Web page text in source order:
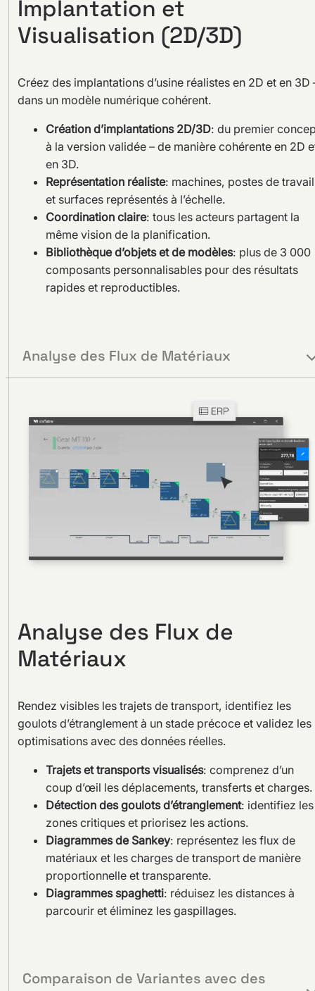
Analyse des Flux de Matériaux
Comparaison de Variantes avec des
Implantation et
Visualisation (2D/3D)
Créez des implantations d’usine réalistes en 2D et en 3D
dans un modèle numérique cohérent.
Création d’implantations 2D/3D: du premier
à la version validée – de manière cohérente en 2D
en 3D.
Représentation réaliste: machines, postes de travail
et surfaces représentés à l’échelle.
Coordination claire: tous les acteurs partagent la
même vision de la planification.
Bibliothèque d’objets et de modèles: plus de 3 000
composants personnalisables pour des résultats
rapides et reproductibles.
Analyse des Flux de
Matériaux
Rendez visibles les trajets de transport, identifiez les
goulots d’étranglement à un stade précoce et validez les
optimisations avec des données réelles.
Trajets et transports visualisés: comprenez d’un
coup d’œil les déplacements, transferts et charges.
Détection des goulots d’étranglement: identifiez les
zones critiques et priorisez les actions.
Diagrammes de Sankey: représentez les flux de
matériaux et les charges de transport de manière
proportionnelle et transparente.
Diagrammes spaghetti: réduisez les distances à
parcourir et éliminez les gaspillages.